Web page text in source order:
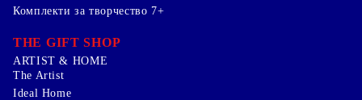
Комплекти за творчество 7+
THE GIFT SHOP
ARTIST & HOME
The Artist
Ideal Home